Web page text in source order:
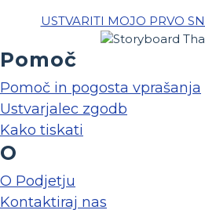
USTVARITI MOJO PRVO
Pomoč
Pomoč in pogosta vprašanja
Ustvarjalec zgodb
Kako tiskati
O
O Podjetju
Kontaktiraj nas